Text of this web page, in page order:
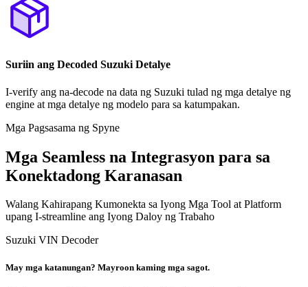
Suriin ang Decoded Suzuki Detalye
I-verify ang na-decode na data ng Suzuki tulad ng mga detalye ng
engine at mga detalye ng modelo para sa katumpakan.
Mga Pagsasama ng Spyne
Mga Seamless na Integrasyon para sa
Konektadong Karanasan
Walang Kahirapang Kumonekta sa Iyong Mga Tool at Platform
upang I-streamline ang Iyong Daloy ng Trabaho
Suzuki VIN Decoder
May mga katanungan? Mayroon kaming mga sagot.